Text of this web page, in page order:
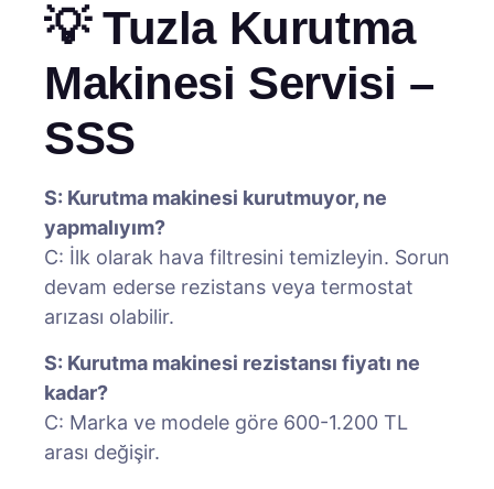
💡 Tuzla Kurutma
Makinesi Servisi –
SSS
S: Kurutma makinesi kurutmuyor, ne
yapmalıyım?
C: İlk olarak hava filtresini temizleyin. Sorun
devam ederse rezistans veya termostat
arızası olabilir.
S: Kurutma makinesi rezistansı fiyatı ne
kadar?
C: Marka ve modele göre 600-1.200 TL
arası değişir.